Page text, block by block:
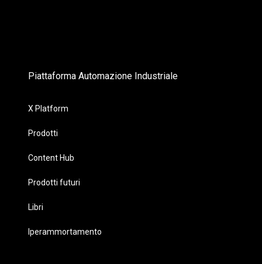
Piattaforma Automazione Industriale
X Platform
Prodotti
Content Hub
Prodotti futuri
Libri
Iperammortamento